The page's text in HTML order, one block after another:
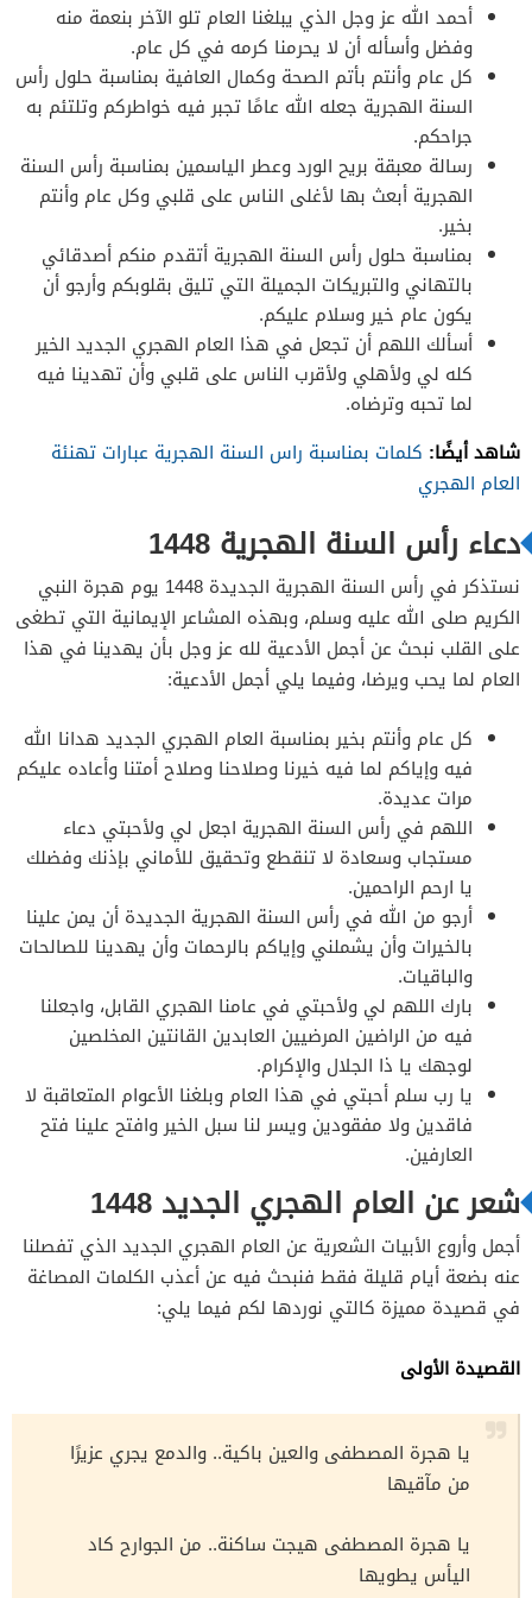
أحمد الله عز وجل الذي يبلغنا العام تلو الآخر بنعمة منه
وفضل وأسأله أن لا يحرمنا كرمه في كل عام.
كل عام وأنتم بأتم الصحة وكمال العافية بمناسبة حلول رأس
السنة الهجرية جعله الله عامًا تجبر فيه خواطركم وتلتئم به
جراحكم.
رسالة معبقة بريح الورد وعطر الياسمين بمناسبة رأس السنة
الهجرية أبعث بها لأغلى الناس على قلبي وكل عام وأنتم
بخير.
بمناسبة حلول رأس السنة الهجرية أتقدم منكم أصدقائي
بالتهاني والتبريكات الجميلة التي تليق بقلوبكم وأرجو أن
يكون عام خير وسلام عليكم.
أسألك اللهم أن تجعل في هذا العام الهجري الجديد الخير
كله لي ولأهلي ولأقرب الناس على قلبي وأن تهدينا فيه
لما تحبه وترضاه.
شاهد أيضًا: كلمات بمناسبة راس السنة الهجرية عبارات تهنئة
العام الهجري
دعاء رأس السنة الهجرية 1448
نستذكر في رأس السنة الهجرية الجديدة 1448 يوم هجرة النبي
الكريم صلى الله عليه وسلم، وبهذه المشاعر الإيمانية التي تطغى
على القلب نبحث عن أجمل الأدعية لله عز وجل بأن يهدينا في هذا
العام لما يحب ويرضا، وفيما يلي أجمل الأدعية:
كل عام وأنتم بخير بمناسبة العام الهجري الجديد هدانا الله
فيه وإياكم لما فيه خيرنا وصلاحنا وصلاح أمتنا وأعاده عليكم
مرات عديدة.
اللهم في رأس السنة الهجرية اجعل لي ولأحبتي دعاء
مستجاب وسعادة لا تنقطع وتحقيق للأماني بإذنك وفضلك
يا ارحم الراحمين.
أرجو من الله في رأس السنة الهجرية الجديدة أن يمن علينا
بالخيرات وأن يشملني وإياكم بالرحمات وأن يهدينا للصالحات
والباقيات.
بارك اللهم لي ولأحبتي في عامنا الهجري القابل، واجعلنا
فيه من الراضين المرضيين العابدين القانتين المخلصين
لوجهك يا ذا الجلال والإكرام.
يا رب سلم أحبتي في هذا العام وبلغنا الأعوام المتعاقبة لا
فاقدين ولا مفقودين ويسر لنا سبل الخير وافتح علينا فتح
العارفين.
شعر عن العام الهجري الجديد 1448
أجمل وأروع الأبيات الشعرية عن العام الهجري الجديد الذي تفصلنا
عنه بضعة أيام قليلة فقط فنبحث فيه عن أعذب الكلمات المصاغة
في قصيدة مميزة كالتي نوردها لكم فيما يلي:
القصيدة الأولى
يا هجرة المصطفى والعين باكية.. والدمع يجري عزيرًا
من مآقيها
يا هجرة المصطفى هيجت ساكنة.. من الجوارح كاد
اليأس يطويها